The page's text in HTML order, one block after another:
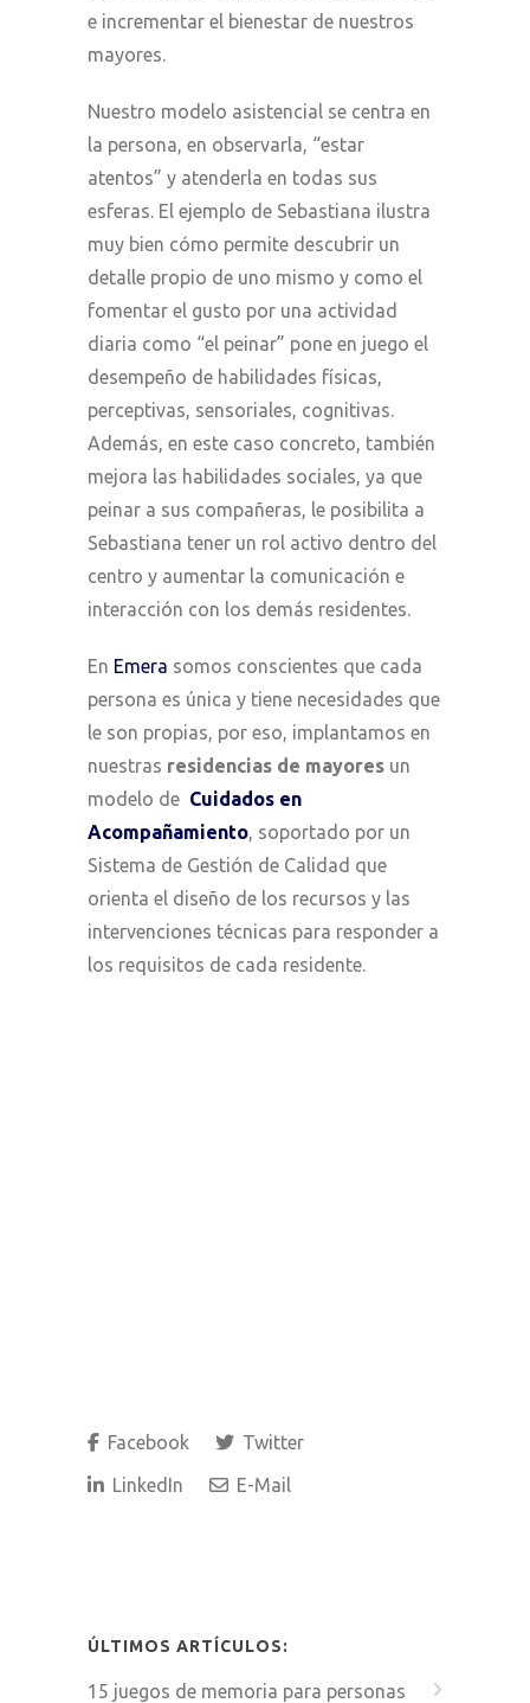
e incrementar el bienestar de nuestros
mayores.
Nuestro modelo asistencial se centra en
la persona, en observarla, “estar
atentos” y atenderla en todas sus
esferas. El ejemplo de Sebastiana ilustra
muy bien cómo permite descubrir un
detalle propio de uno mismo y como el
fomentar el gusto por una actividad
diaria como “el peinar” pone en juego el
desempeño de habilidades físicas,
perceptivas, sensoriales, cognitivas.
Además, en este caso concreto, también
mejora las habilidades sociales, ya que
peinar a sus compañeras, le posibilita a
Sebastiana tener un rol activo dentro del
centro y aumentar la comunicación e
interacción con los demás residentes.
En Emera somos conscientes que cada
persona es única y tiene necesidades que
le son propias, por eso, implantamos en
nuestras residencias de mayores un
modelo de Cuidados en
Acompañamiento, soportado por un
Sistema de Gestión de Calidad que
orienta el diseño de los recursos y las
intervenciones técnicas para responder a
los requisitos de cada residente.
Facebook
Twitter
LinkedIn
E-Mail
ÚLTIMOS ARTÍCULOS:
15 juegos de memoria para personas